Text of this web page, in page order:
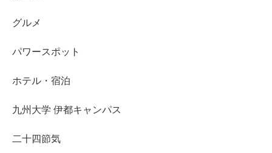
グルメ
パワースポット
ホテル・宿泊
九州大学 伊都キャンパス
二十四節気